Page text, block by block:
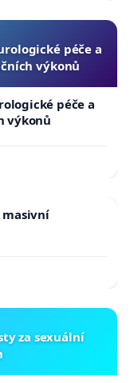
péče a
výkonů
péče a
výkonů
masivní
za sexuální